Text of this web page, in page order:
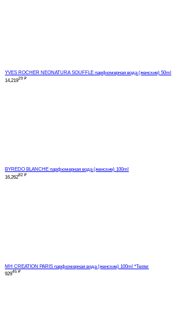
YVES ROCHER NEONATURA SOUFFLE парфюмерная вода (женские) 50ml
14,21929 ₽
BYREDO BLANCHE парфюмерная вода (женские) 100ml
16,26282 ₽
MH CREATION PARIS парфюмерная вода (женские) 100ml *Tester
92945 ₽